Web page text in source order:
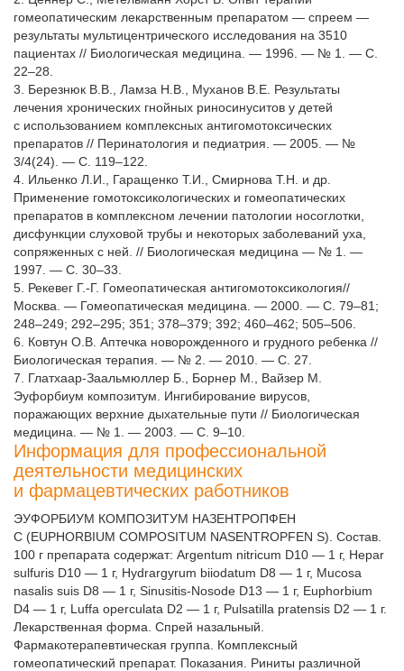
гомеопатическим лекарственным препаратом — спреем —
результаты мультицентрического исследования на 3510
пациентах // Биологическая медицина. — 1996. — № 1. — С.
22–28.
3. Березнюк В.В., Ламза Н.В., Муханов В.Е. Результаты
лечения хронических гнойных риносинуситов у детей
с использованием комплексных антигомотоксических
препаратов // Перинатология и педиатрия. — 2005. — №
3/4(24). — С. 119–122.
4. Ильенко Л.И., Гаращенко Т.И., Смирнова Т.Н. и др.
Применение гомотоксикологических и гомеопатических
препаратов в комплексном лечении патологии носоглотки,
дисфункции слуховой трубы и некоторых заболеваний уха,
сопряженных с ней. // Биологическая медицина — № 1. —
1997. — С. 30–33.
5. Рекевег Г.-Г. Гомеопатическая антигомотоксикология//
Москва. — Гомеопатическая медицина. — 2000. — С. 79–81;
248–249; 292–295; 351; 378–379; 392; 460–462; 505–506.
6. Ковтун О.В. Аптечка новорожденного и грудного ребенка //
Биологическая терапия. — № 2. — 2010. — С. 27.
7. Глатхаар-Заальмюллер Б., Борнер М., Вайзер М.
Эуфорбиум композитум. Ингибирование вирусов,
поражающих верхние дыхательные пути // Биологическая
медицина. — № 1. — 2003. — С. 9–10.
Информация для профессиональной
деятельности медицинских
и фармацевтических работников
ЭУФОРБИУМ КОМПОЗИТУМ НАЗЕНТРОПФЕН
С (EUPHORBIUM COMPOSITUM NASENTROPFEN S). Состав.
100 г препарата содержат: Argentum nitricum D10 — 1 г, Hepar
sulfuris D10 — 1 г, Hydrargyrum biiodatum D8 — 1 г, Mucosa
nasalis suis D8 — 1 г, Sinusitis-Nosode D13 — 1 г, Euphorbium
D4 — 1 г, Luffa operculata D2 — 1 г, Pulsatilla pratensis D2 — 1 г.
Лекарственная форма. Спрей назальный.
Фармакотерапевтическая группа. Комплексный
гомеопатический препарат. Показания. Риниты различной